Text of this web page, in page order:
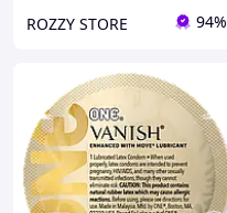
ROZZY STORE 94%